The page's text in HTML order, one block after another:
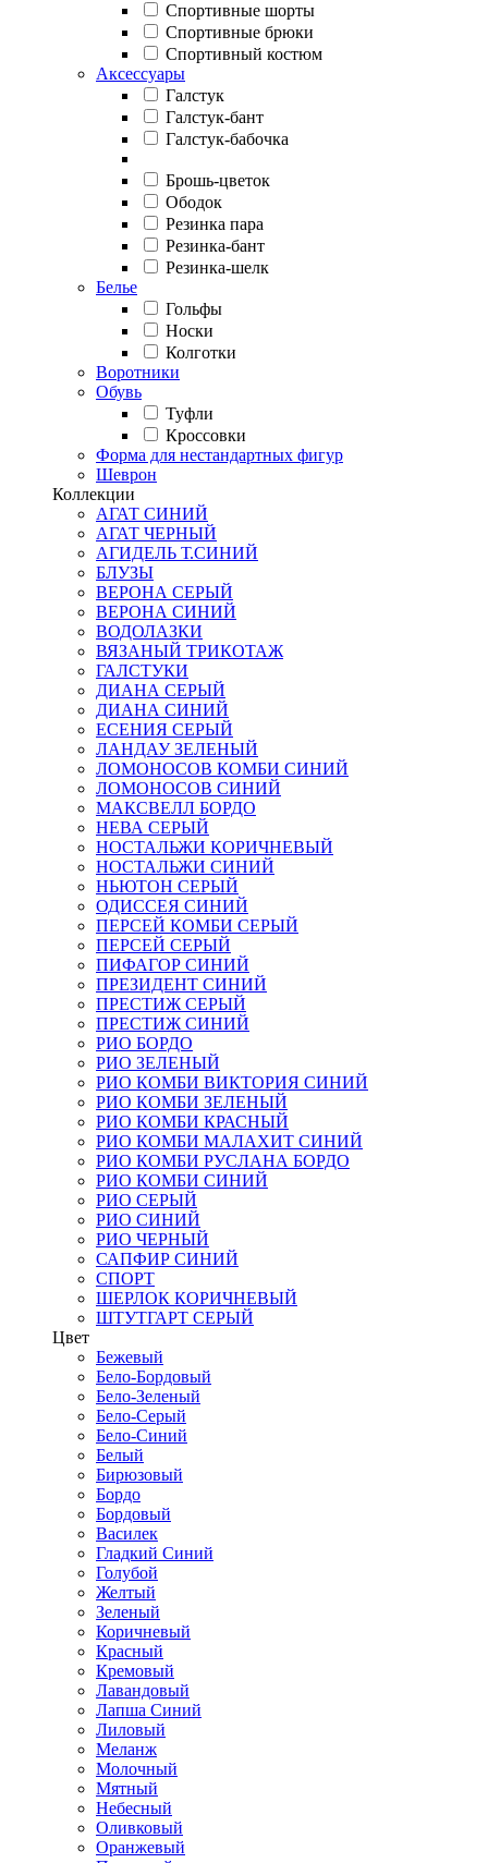
Спортивные шорты
Спортивные брюки
Спортивный костюм
Аксессуары
Галстук
Галстук-бант
Галстук-бабочка
Брошь-цветок
Ободок
Резинка пара
Резинка-бант
Резинка-шелк
Белье
Гольфы
Носки
Колготки
Воротники
Обувь
Туфли
Кроссовки
Форма для нестандартных фигур
Шеврон
Коллекции
АГАТ СИНИЙ
АГАТ ЧЕРНЫЙ
АГИДЕЛЬ Т.СИНИЙ
БЛУЗЫ
ВЕРОНА СЕРЫЙ
ВЕРОНА СИНИЙ
ВОДОЛАЗКИ
ВЯЗАНЫЙ ТРИКОТАЖ
ГАЛСТУКИ
ДИАНА СЕРЫЙ
ДИАНА СИНИЙ
ЕСЕНИЯ СЕРЫЙ
ЛАНДАУ ЗЕЛЕНЫЙ
ЛОМОНОСОВ КОМБИ СИНИЙ
ЛОМОНОСОВ СИНИЙ
МАКСВЕЛЛ БОРДО
НЕВА СЕРЫЙ
НОСТАЛЬЖИ КОРИЧНЕВЫЙ
НОСТАЛЬЖИ СИНИЙ
НЬЮТОН СЕРЫЙ
ОДИССЕЯ СИНИЙ
ПЕРСЕЙ КОМБИ СЕРЫЙ
ПЕРСЕЙ СЕРЫЙ
ПИФАГОР СИНИЙ
ПРЕЗИДЕНТ СИНИЙ
ПРЕСТИЖ СЕРЫЙ
ПРЕСТИЖ СИНИЙ
РИО БОРДО
РИО ЗЕЛЕНЫЙ
РИО КОМБИ ВИКТОРИЯ СИНИЙ
РИО КОМБИ ЗЕЛЕНЫЙ
РИО КОМБИ КРАСНЫЙ
РИО КОМБИ МАЛАХИТ СИНИЙ
РИО КОМБИ РУСЛАНА БОРДО
РИО КОМБИ СИНИЙ
РИО СЕРЫЙ
РИО СИНИЙ
РИО ЧЕРНЫЙ
САПФИР СИНИЙ
СПОРТ
ШЕРЛОК КОРИЧНЕВЫЙ
ШТУТГАРТ СЕРЫЙ
Цвет
Бежевый
Бело-Бордовый
Бело-Зеленый
Бело-Серый
Бело-Синий
Белый
Бирюзовый
Бордо
Бордовый
Василек
Гладкий Синий
Голубой
Желтый
Зеленый
Коричневый
Красный
Кремовый
Лавандовый
Лапша Синий
Лиловый
Меланж
Молочный
Мятный
Небесный
Оливковый
Оранжевый